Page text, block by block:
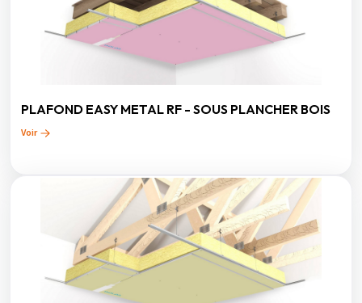
PLAFOND EASY METAL RF - SOUS PLANCHER BOIS
Voir